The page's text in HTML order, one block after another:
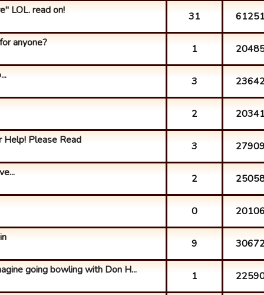
LOL. read on! 31
anyone?
1
3
2
Please Read
3
2
0
9
going bowling with Don H...
1